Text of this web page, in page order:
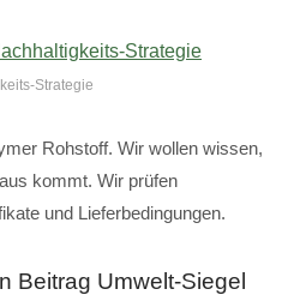
Strategie
Rohstoff. Wir wollen wissen,
kommt. Wir prüfen
und Lieferbedingungen.
Beitrag Umwelt-Siegel